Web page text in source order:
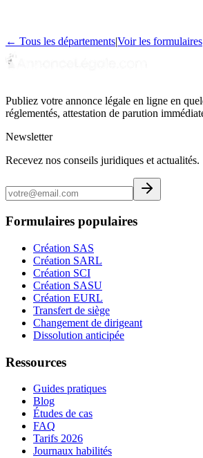
← Tous les départementsVoir les formulaires
Publiez votre annonce légale en ligne en
réglementés, attestation de parution
Newsletter
Recevez nos conseils juridiques et actualités.
Formulaires populaires
Création SAS
Création SARL
Création SCI
Création SASU
Création EURL
Transfert de siège
Changement de dirigeant
Dissolution anticipée
Ressources
Guides pratiques
Blog
Études de cas
FAQ
Tarifs 2026
Journaux habilités